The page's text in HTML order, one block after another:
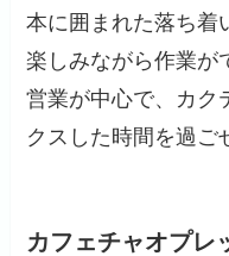
本に囲まれた落ち着
楽しみながら作業が
営業が中心で、カク
クスした時間を過ご
カフェチャオプレ